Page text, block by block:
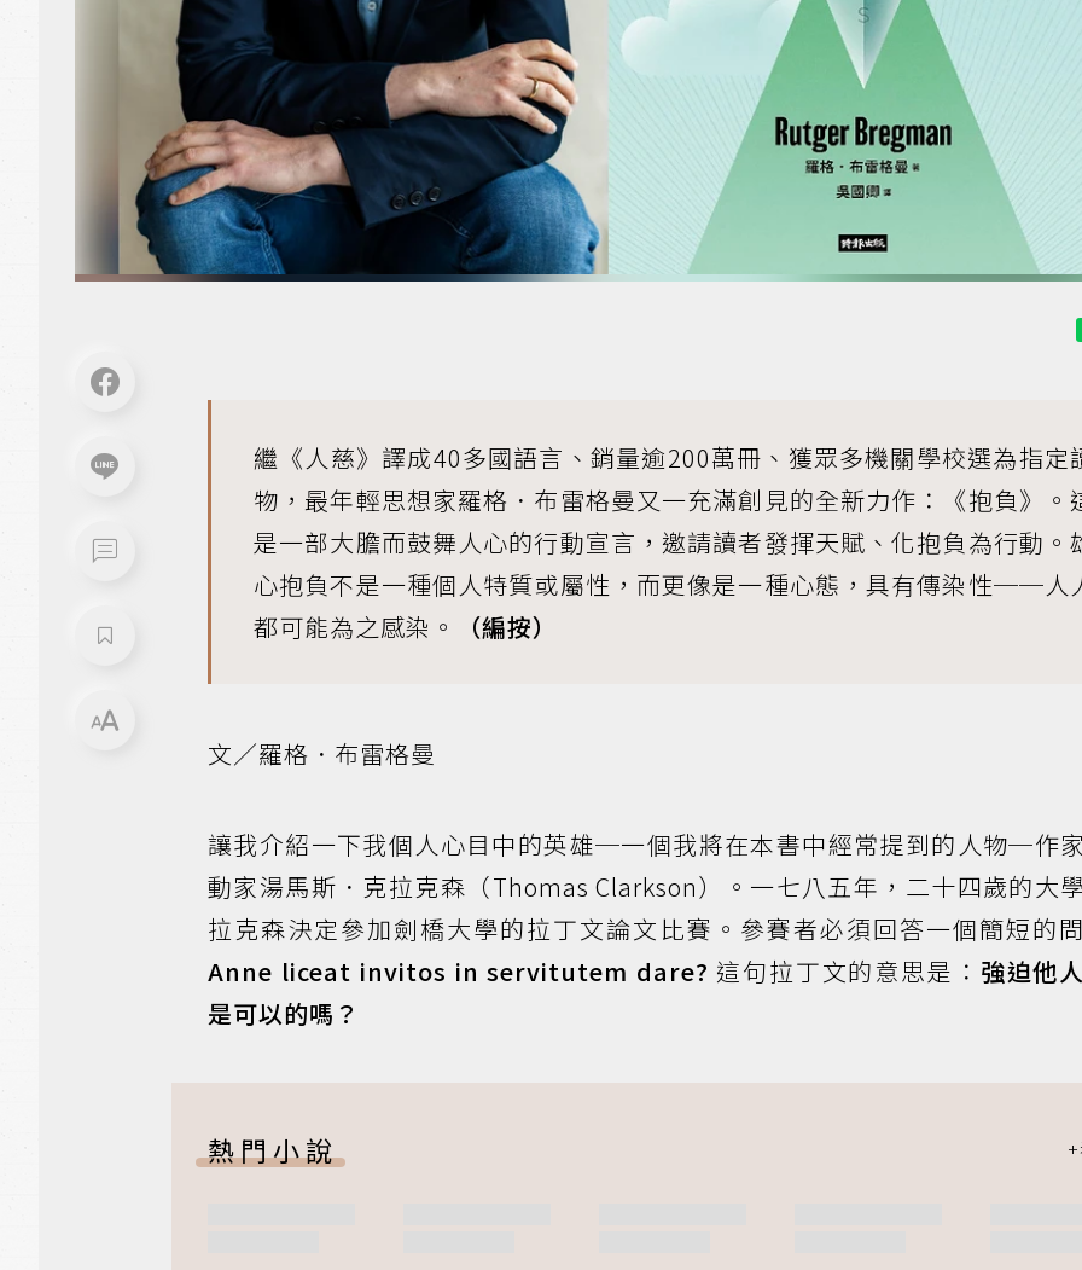
繼《人慈》譯成40多國語言、銷量逾200萬冊、獲眾多機關學校選為指定
物，最年輕思想家羅格．布雷格曼又一充滿創見的全新力作：《抱負》。
是一部大膽而鼓舞人心的行動宣言，邀請讀者發揮天賦、化抱負為行動。
心抱負不是一種個人特質或屬性，而更像是一種心態，具有傳染性──人
都可能為之感染。
（編按）
文／羅格．布雷格曼
讓我介紹一下我個人心目中的英雄─一個我將在本書中經常提到的人物─作
動家湯馬斯．克拉克森（Thomas Clarkson）。一七八五年，二十四歲的大
拉克森決定參加劍橋大學的拉丁文論文比賽。參賽者必須回答一個簡短的
Anne liceat invitos in servitutem dare? 這句拉丁文的意思是： 強迫他
是可以的嗎？
熱門小說